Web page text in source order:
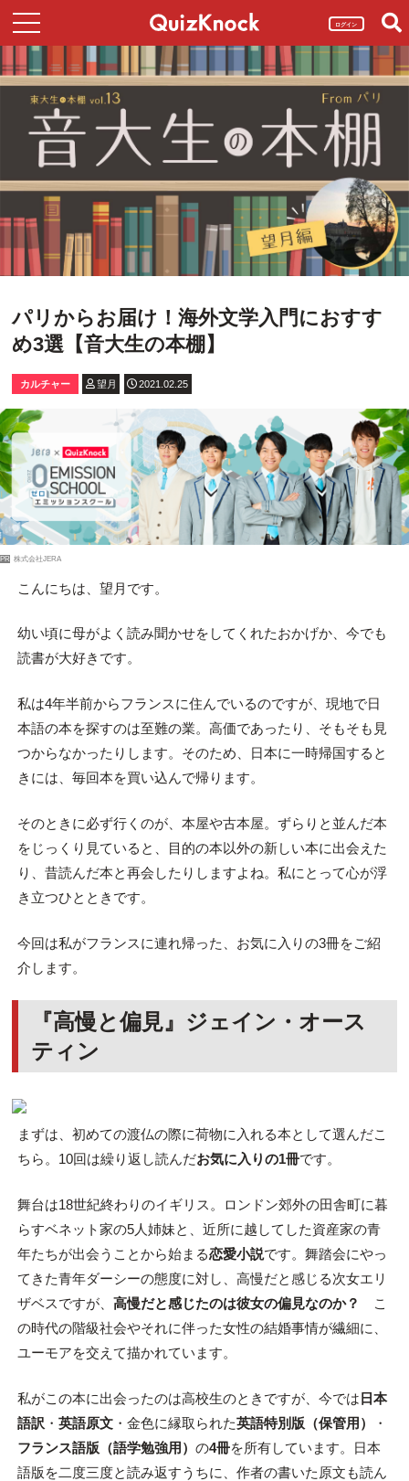
ログイン
パリからお届け！海外文学入門におすす
め3選【音大生の本棚】
カルチャー 望月 2021.02.25
PR 株式会社JERA
こんにちは、望月です。
幼い頃に母がよく読み聞かせをしてくれたおかげか、今でも
読書が大好きです。
私は4年半前からフランスに住んでいるのですが、現地で日
本語の本を探すのは至難の業。高価であったり、そもそも見
つからなかったりします。そのため、日本に一時帰国すると
きには、毎回本を買い込んで帰ります。
そのときに必ず行くのが、本屋や古本屋。ずらりと並んだ本
をじっくり見ていると、目的の本以外の新しい本に出会えた
り、昔読んだ本と再会したりしますよね。私にとって心が浮
き立つひとときです。
今回は私がフランスに連れ帰った、お気に入りの3冊をご紹
介します。
『高慢と偏見』ジェイン・オース
ティン
まずは、初めての渡仏の際に荷物に入れる本として選んだこ
ちら。10回は繰り返し読んだお気に入りの1冊です。
舞台は18世紀終わりのイギリス。ロンドン郊外の田舎町に暮
らすベネット家の5人姉妹と、近所に越してした資産家の青
年たちが出会うことから始まる恋愛小説です。舞踏会にやっ
てきた青年ダーシーの態度に対し、高慢だと感じる次女エリ
ザベスですが、 高慢だと感じたのは彼女の偏見なのか？
こ
の時代の階級社会やそれに伴った女性の結婚事情が繊細に、
ユーモアを交えて描かれています。
私がこの本に出会ったのは高校生のときですが、今では 日本
語訳 ・ 英語原文・金色に縁取られた英語特別版（保管用）
・
フランス語版（語学勉強用） の4冊を所有しています。日本
語版を二度三度と読み返すうちに、作者の書いた原文も読ん